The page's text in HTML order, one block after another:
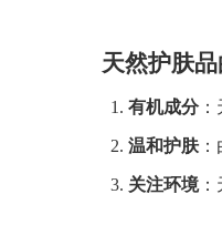
天然护肤
有机成分：
温和护肤：
关注环境：